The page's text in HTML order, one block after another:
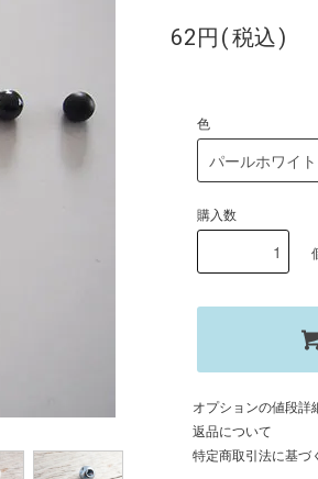
62円(税込)
色
購入数
オプションの値段詳
返品について
特定商取引法に基づ